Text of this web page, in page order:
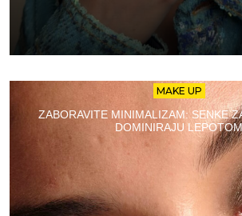
MAKE UP
ZABORAVITE MINIMALIZAM: SENKE
DOMINIRAJU LEPOTOM